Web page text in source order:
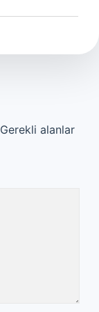
Gerekli alanlar